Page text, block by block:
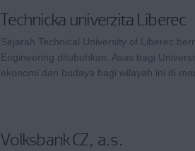
Technicka univerzita Liberec
Sejarah Technical University of Liberec
Engineering ditubuhkan. Asas bagi
ekonomi dan budaya bagi wilayah ini di
Volksbank CZ, a.s.